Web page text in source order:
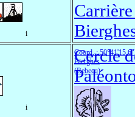
i
Coord. :
Bierghes
(Rebecq)
i
Cercle